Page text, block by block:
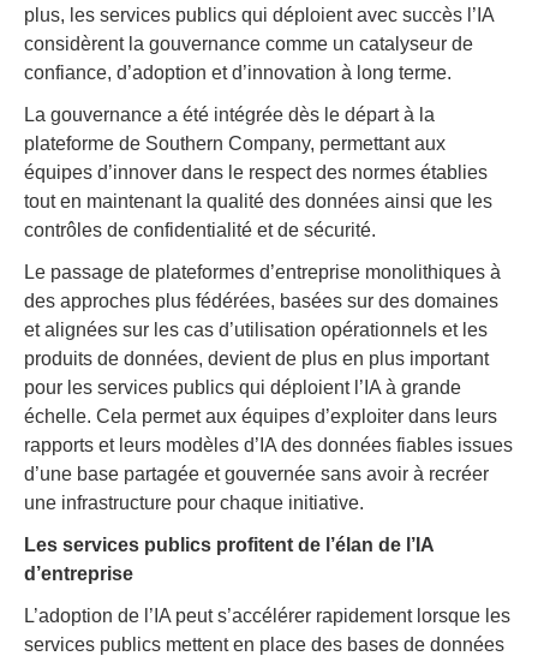
plus, les services publics qui déploient avec succès l’IA
considèrent la gouvernance comme un catalyseur de
confiance, d’adoption et d’innovation à long terme.
La gouvernance a été intégrée dès le départ à la
plateforme de Southern Company, permettant aux
équipes d’innover dans le respect des normes établies
tout en maintenant la qualité des données ainsi que les
contrôles de confidentialité et de sécurité.
Le passage de plateformes d’entreprise monolithiques à
des approches plus fédérées, basées sur des domaines
et alignées sur les cas d’utilisation opérationnels et les
produits de données, devient de plus en plus important
pour les services publics qui déploient l’IA à grande
échelle. Cela permet aux équipes d’exploiter dans leurs
rapports et leurs modèles d’IA des données fiables issues
d’une base partagée et gouvernée sans avoir à recréer
une infrastructure pour chaque initiative.
Les services publics profitent de l’élan de l’IA
d’entreprise
L’adoption de l’IA peut s’accélérer rapidement lorsque les
services publics mettent en place des bases de données